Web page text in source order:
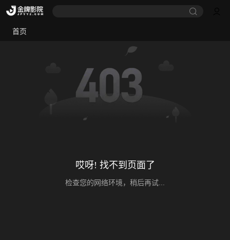
首页
哎呀! 找不到页面了
检查您的网络环境，稍后再试...